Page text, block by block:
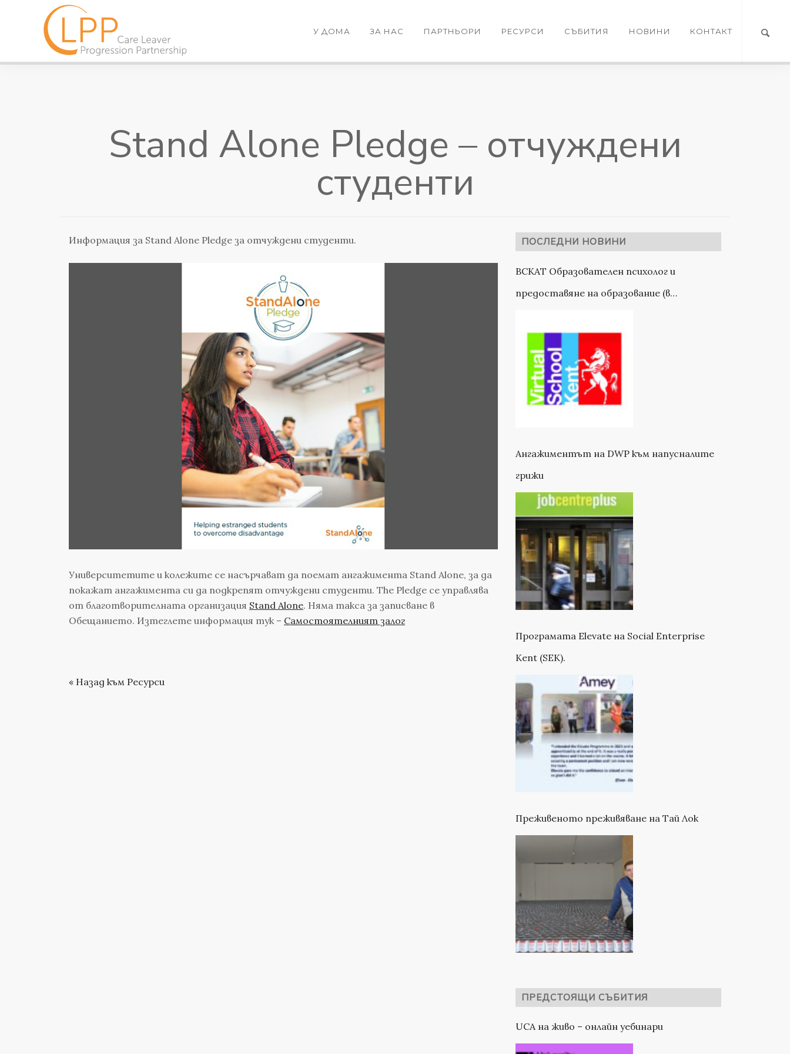
У ДОМА ЗА НАС ПАРТНЬОРИ РЕСУРСИ СЪБИТИЯ НОВИНИ КОНТАКТ
Stand Alone Pledge – отчуждени
студенти
Информация за Stand Alone Pledge за отчуждени студенти.
Университетите и колежите се насърчават да поемат ангажимента Stand Alone, за да
покажат ангажимента си да подкрепят отчуждени студенти. The Pledge се управлява
от благотворителната организация Stand Alone. Няма такса за записване в
Обещанието. Изтеглете информация тук – Самостоятелният залог
« Назад към Ресурси
ПОСЛЕДНИ НОВИНИ
ВСКАТ Образователен психолог и
предоставяне на образование (в
Ангажиментът на DWP към напусналите
грижи
Програмата Elevate на Social Enterprise
Kent (SEK).
Преживеното преживяване на Тай Лок
ПРЕДСТОЯЩИ СЪБИТИЯ
UCA на живо – онлайн уебинари